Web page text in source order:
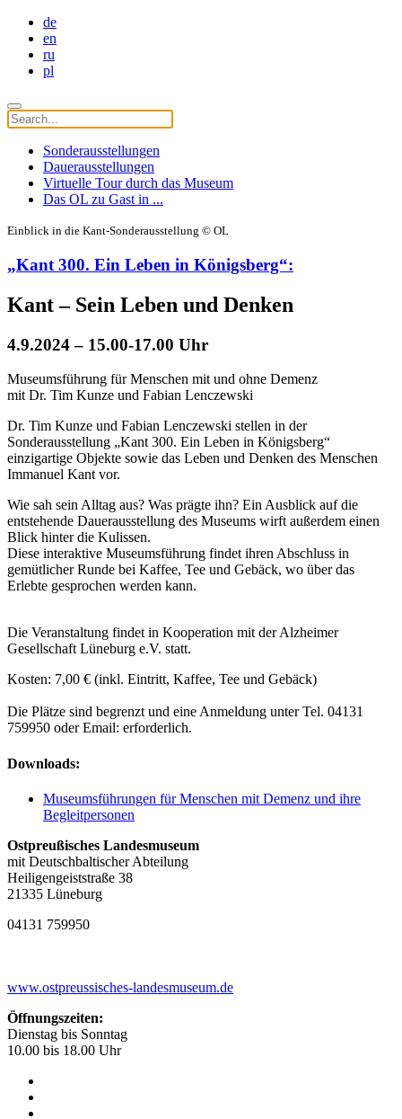
de
en
ru
pl
Sonderausstellungen
Dauerausstellungen
Virtuelle Tour durch das Museum
Das OL zu Gast in ...
Einblick in die Kant-Sonderausstellung © OL
„Kant 300. Ein Leben in Königsberg“:
Kant – Sein Leben und Denken
4.9.2024 – 15.00-17.00 Uhr
Museumsführung für Menschen mit und ohne Demenz
mit Dr. Tim Kunze und Fabian Lenczewski
Dr. Tim Kunze und Fabian Lenczewski stellen in der
Sonderausstellung „Kant 300. Ein Leben in Königsberg“
einzigartige Objekte sowie das Leben und Denken des Menschen
Immanuel Kant vor.
Wie sah sein Alltag aus? Was prägte ihn? Ein Ausblick auf die
entstehende Dauerausstellung des Museums wirft außerdem einen
Blick hinter die Kulissen.
Diese interaktive Museumsführung findet ihren Abschluss in
gemütlicher Runde bei Kaffee, Tee und Gebäck, wo über das
Erlebte gesprochen werden kann.
Die Veranstaltung findet in Kooperation mit der Alzheimer
Gesellschaft Lüneburg e.V. statt.
Kosten: 7,00 € (inkl. Eintritt, Kaffee, Tee und Gebäck)
Die Plätze sind begrenzt und eine Anmeldung unter Tel. 04131
759950 oder Email: erforderlich.
Downloads:
Museumsführungen für Menschen mit Demenz und ihre
Begleitpersonen
Ostpreußisches Landesmuseum
mit Deutschbaltischer Abteilung
Heiligengeiststraße 38
21335 Lüneburg
04131 759950
www.ostpreussisches-landesmuseum.de
Öffnungszeiten:
Dienstag bis Sonntag
10.00 bis 18.00 Uhr